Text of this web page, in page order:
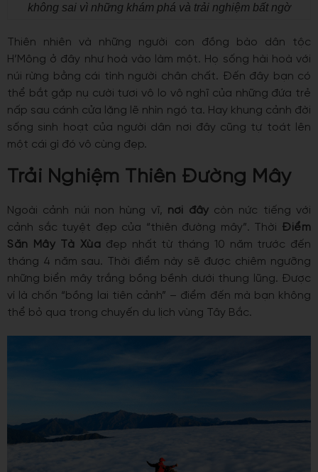
không sai vì những khám phá và trải nghiệm bất ngờ
Thiên nhiên và những người con đồng bào dân tộc
H’Mông ở đây như hoà vào làm một. Họ sống hài hoà với
núi rừng bằng cái tình người chân chất. Đến đây bạn có
thể bắt gặp nụ cười tươi vô lo vô nghĩ của những đứa trẻ
nấp sau cánh cửa lặng lẽ nhìn ngó ta. Hay khung cảnh đời
sống sinh hoạt của người dân nơi đây cũng tự toát lên
một cái gì đó vô cùng đẹp.
Trải Nghiệm Thiên Đường Mây
Ngoài cảnh núi non hùng vĩ, nơi đây còn nức tiếng với
cảnh sắc tuyệt đẹp của “thiên đường mây”. Thời Điểm
Săn Mây Tà Xùa đẹp nhất từ tháng 10 năm trước đến
tháng 4 năm sau. Thời điểm này sẽ được chiêm ngưỡng
những biển mây trắng bồng bềnh dưới thung lũng. Được
ví là chốn “bồng lai tiên cảnh” – điểm đến mà bạn không
thể bỏ qua trong chuyến du lịch vùng Tây Bắc.